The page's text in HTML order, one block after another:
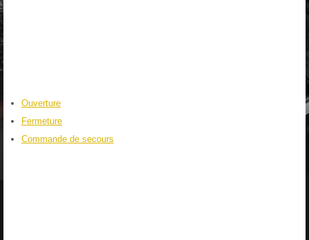
Ouverture
Fermeture
Commande de secours